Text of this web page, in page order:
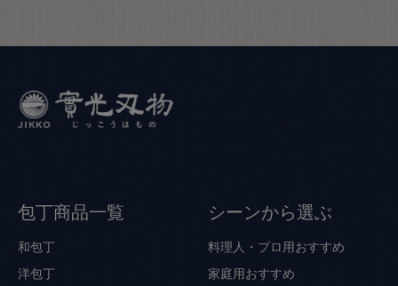
包丁商品一覧
和包丁
洋包丁
シーンから選ぶ
料理人・プロ用おすすめ
家庭用おすすめ